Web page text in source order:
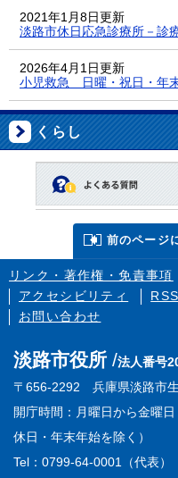
2021年1月8日更新
淡路市休日応急診療所－診
2026年4月1日更新
小児救急 日曜・祝日・年
くらし
前のページ
リンク・著作権・免責事項
アクセシビリティ
お問い合わせ
淡路市役所
法人番号
〒656-2292 兵庫県淡路市
開庁時間：月曜日から金曜
休日・年末年始を除く）
Tel：0799-64-0001（代表